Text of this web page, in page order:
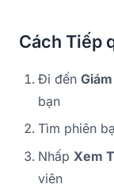
Cách Tiếp
Đi đến
bạn
Tìm phiên
Nhấp Xem
viên